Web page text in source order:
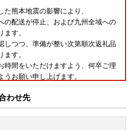
熊本地震の影響により、
の配送が停止、および九州全域への
す。
しつつ、準備が整い次第順次返礼品
す。
時間をいただけますよう、何卒ご理
お願い申し上げます。
わせ先